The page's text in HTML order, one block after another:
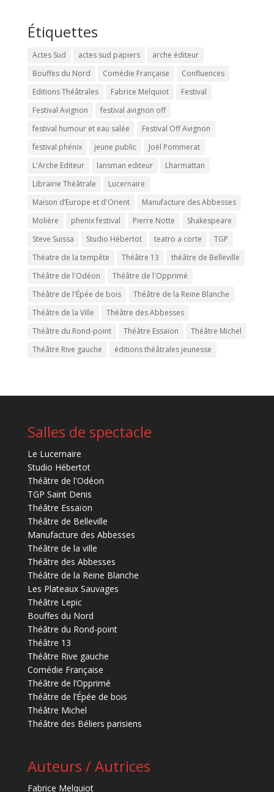
Étiquettes
Actes Sud actes sud papiers
arche éditeur
Bouffes du Nord
Comédie Française
Confluences
Editions Théâtrales
Fabrice Melquiot
Festival
Festival Avignon
festival avignon off
festival humour et eau salée
Festival Off Avignon
festival phénix
jeune public
Joël Pommerat
L'Arche Editeur
lansman editeur
Lharmattan
Librairie Théâtrale
Lucernaire
Maison d’Europe et d'Orient
Manufacture des Abbesses
Molière
phenix festival Pierre Notte
Shakespeare
Steve Suissa
Studio Hébertot teatro a corte
TGP
Théatre de la tempête
Théâtre 13
théâtre de Belleville
Théâtre de l'Odéon
Théâtre de l'Opprimé
Théâtre de l'Épée de bois
Théâtre de la Reine Blanche
Théâtre de la Ville
Théâtre des Abbesses
Théâtre du Rond-point
Théâtre Essaïon
Théâtre Michel
Théâtre Rive gauche
éditions théâtrales jeunesse
Salles de spectacle
Le Lucernaire
Studio Hébertot
Théâtre de l'Odéon
TGP Saint Denis
Théâtre Essaïon
Théâtre de Belleville
Manufacture des Abbesses
Théâtre de la ville
Théâtre des Abbesses
Théâtre de la Reine Blanche
Les Plateaux Sauvages
Théâtre Lepic
Bouffes du Nord
Théâtre du Rond-point
Théâtre 13
Théâtre Rive gauche
Comédie Française
Théâtre de l’Opprimé
Théâtre de l’Épée de bois
Théâtre Michel
Théâtre des Béliers parisiens
Auteurs / Autrices
Fabrice Melquiot